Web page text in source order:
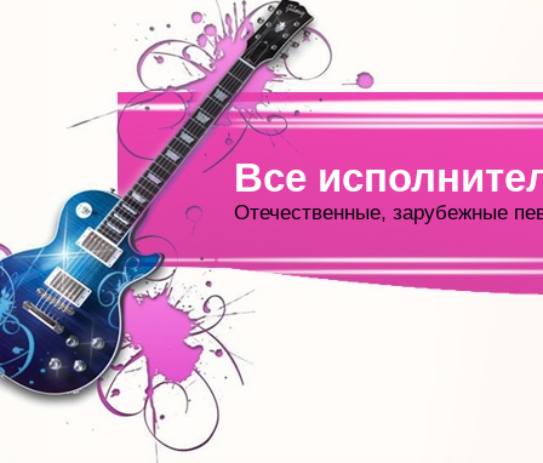
Все
Отечественные, зарубежные